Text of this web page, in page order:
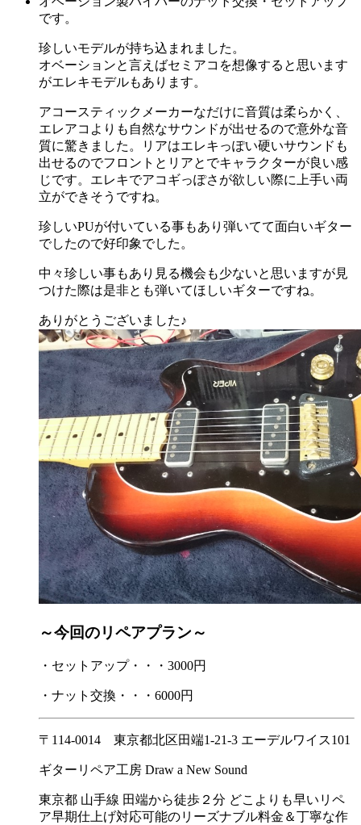
です。
珍しいモデルが持ち込まれました。
オベーションと言えばセミアコを想像すると思います
がエレキモデルもあります。
アコースティックメーカーなだけに音質は柔らかく、
エレアコよりも自然なサウンドが出せるので意外な音
質に驚きました。リアはエレキっぽい硬いサウンドも
出せるのでフロントとリアとでキャラクターが良い感
じです。エレキでアコギっぽさが欲しい際に上手い両
立ができそうですね。
珍しいPUが付いている事もあり弾いてて面白いギター
でしたので好印象でした。
中々珍しい事もあり見る機会も少ないと思いますが見
つけた際は是非とも弾いてほしいギターですね。
ありがとうございました♪
～今回のリペアプラン～
・セットアップ・・・3000円
・ナット交換・・・6000円
〒114-0014 東京都北区田端1-21-3 エーデルワイス101
ギターリペア工房 Draw a New Sound
東京都 山手線 田端から徒歩２分 どこよりも早いリペ
ア早期仕上げ対応可能のリーズナブル料金＆丁寧な作